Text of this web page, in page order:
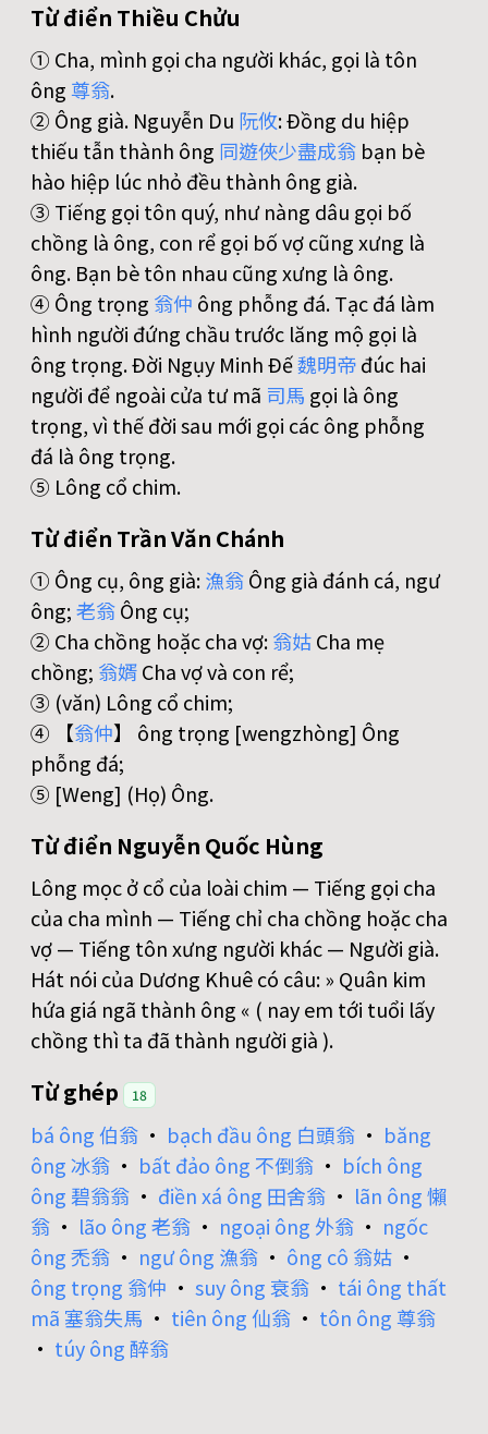
Từ điển Thiều Chửu
① Cha, mình gọi cha người khác, gọi là tôn
ông尊翁.
② Ông già. Nguyễn Du 阮攸: Ðồng du hiệp
thiếu tẫn thành ông 同遊俠少盡成翁 bạn bè
hào hiệp lúc nhỏ đều thành ông già.
③ Tiếng gọi tôn quý, như nàng dâu gọi bố
chồng là ông, con rể gọi bố vợ cũng xưng là
ông. Bạn bè tôn nhau cũng xưng là ông.
④ Ông trọng 翁仲 ông phỗng đá. Tạc đá làm
hình người đứng chầu trước lăng mộ gọi là
ông trọng. Ðời Ngụy Minh Ðế魏明帝đúc hai
người để ngoài cửa tư mã 司馬 gọi là ông
trọng, vì thế đời sau mới gọi các ông phỗng
đá là ông trọng.
⑤ Lông cổ chim.
Từ điển Trần Văn Chánh
① Ông cụ, ông già:漁翁Ông già đánh cá, ngư
ông;老翁Ông cụ;
② Cha chồng hoặc cha vợ:翁姑Cha mẹ
chồng; 翁婿Cha vợ và con rể;
③ (văn) Lông cổ chim;
④ 【翁仲】 ông trọng [wengzhòng] Ông
phỗng đá;
⑤ [Weng] (Họ) Ông.
Từ điển Nguyễn Quốc Hùng
Lông mọc ở cổ của loài chim — Tiếng gọi cha
của cha mình — Tiếng chỉ cha chồng hoặc cha
vợ — Tiếng tôn xưng người khác — Người già.
Hát nói của Dương Khuê có câu: » Quân kim
hứa giá ngã thành ông « ( nay em tới tuổi lấy
chồng thì ta đã thành người già ).
Từ ghép 18
bá ông 伯翁 • bạch đầu ông 白頭翁 • băng
ông 冰翁 • bất đảo ông 不倒翁 • bích ông
ông 碧翁翁 • điền xá ông 田舍翁 • lãn ông 懶
翁 • lão ông 老翁 • ngoại ông 外翁 • ngốc
ông 禿翁 • ngư ông 漁翁 • ông cô 翁姑 •
ông trọng 翁仲 • suy ông 衰翁 • tái ông thất
mã 塞翁失馬 • tiên ông 仙翁 • tôn ông 尊翁
• túy ông 醉翁